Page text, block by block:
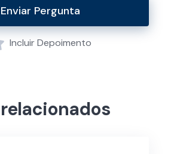
Enviar Pergunta
Incluir Depoimento